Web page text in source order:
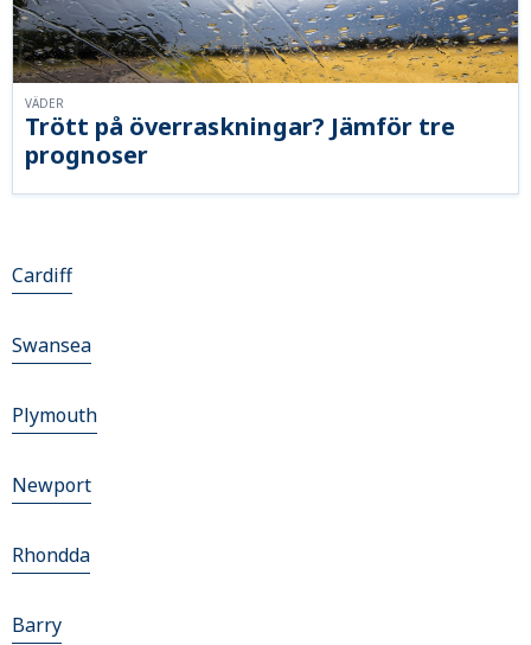
Trött på överraskningar? Jämför tre
prognoser
VÄDER
Cardiff
Swansea
Plymouth
Newport
Rhondda
Barry